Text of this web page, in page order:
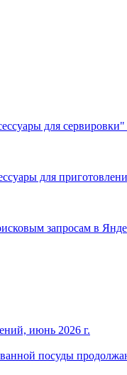
для
для
запросам в
июнь 2026 г.
посуды